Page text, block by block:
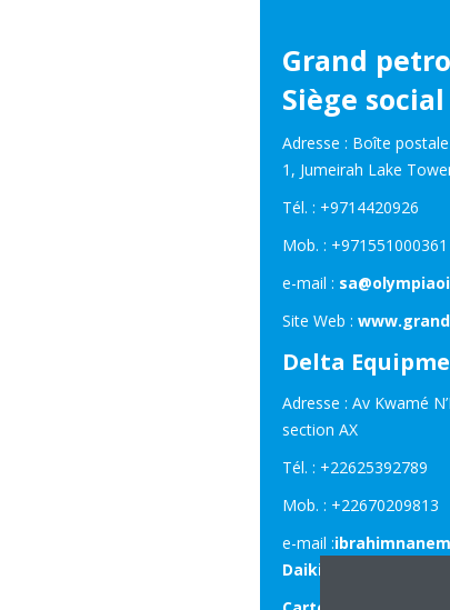
Grand
Siège social
Adresse : Boîte
1, Jumeirah Lake
Tél. : +9714420926
Mob. : +971551000361
e-mail :
Site Web :
Delta
Adresse : Av Kwamé
section AX
Tél. : +22625392789
Mob. : +22670209813
e-mail :
Daikibf@gmail.com